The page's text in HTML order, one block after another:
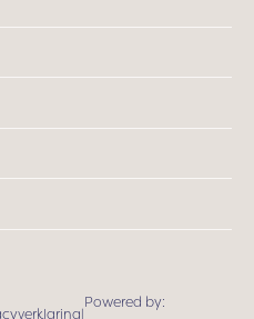
|
Powered by: